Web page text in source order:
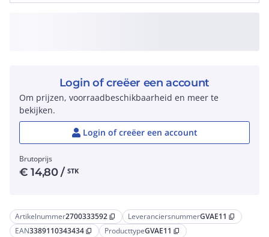
Artikelnummer2700333592 content_copy LeveranciersnummerGVAE11 content_copy
EAN3389110343434 content_copy ProducttypeGVAE11 content_copy
Login of creëer een account
Om prijzen, voorraadbeschikbaarheid en meer te
bekijken.
Login of creëer een account
Brutoprijs
€14,80/ STK